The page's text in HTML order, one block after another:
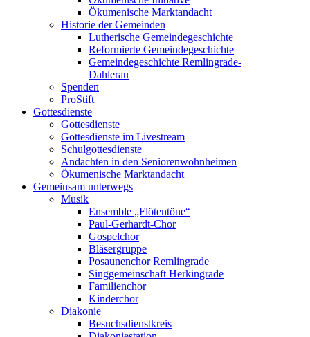
Ökumenische Marktandacht
Historie der Gemeinden
Lutherische Gemeindegeschichte
Reformierte Gemeindegeschichte
Gemeindegeschichte Remlingrade-
Dahlerau
Spenden
ProStift
Gottesdienste
Gottesdienste
Gottesdienste im Livestream
Schulgottesdienste
Andachten in den Seniorenwohnheimen
Ökumenische Marktandacht
Gemeinsam unterwegs
Musik
Ensemble „Flötentöne“
Paul-Gerhardt-Chor
Gospelchor
Bläsergruppe
Posaunenchor Remlingrade
Singgemeinschaft Herkingrade
Familienchor
Kinderchor
Diakonie
Besuchsdienstkreis